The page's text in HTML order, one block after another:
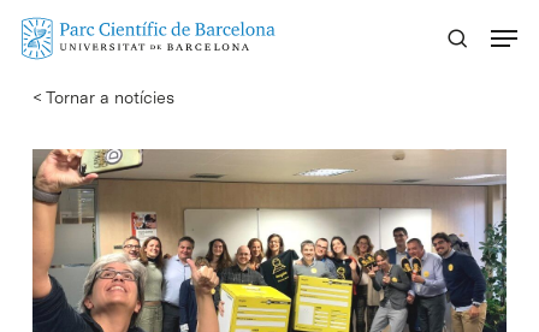
Skip
content
< Tornar a notícies